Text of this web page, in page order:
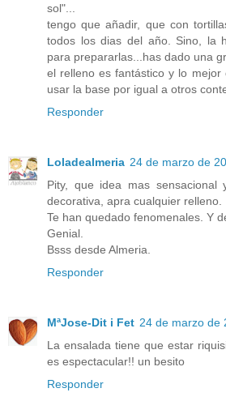
sol"...
tengo que añadir, que con
todos los dias del año. Sino, la
para prepararlas...has dado una
el relleno es fantástico y lo
usar la base por igual a otros
Responder
Loladealmeria 24 de marzo de
Pity, que idea mas
decorativa, apra cualquier relleno.
Te han quedado fenomenales. Y
Genial.
Bsss desde Almeria.
Responder
MªJose-Dit i Fet 24 de marzo de
La ensalada tiene que estar
es espectacular!! un besito
Responder